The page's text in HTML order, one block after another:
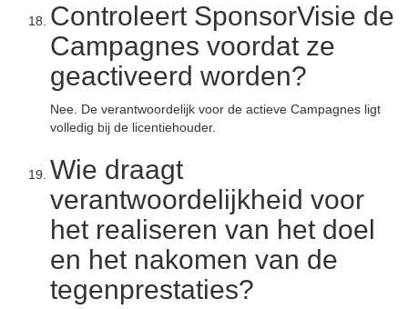
Controleert SponsorVisie de
Campagnes voordat ze
geactiveerd worden?
Nee. De verantwoordelijk voor de actieve Campagnes ligt
volledig bij de licentiehouder.
Wie draagt
verantwoordelijkheid voor
het realiseren van het doel
en het nakomen van de
tegenprestaties?